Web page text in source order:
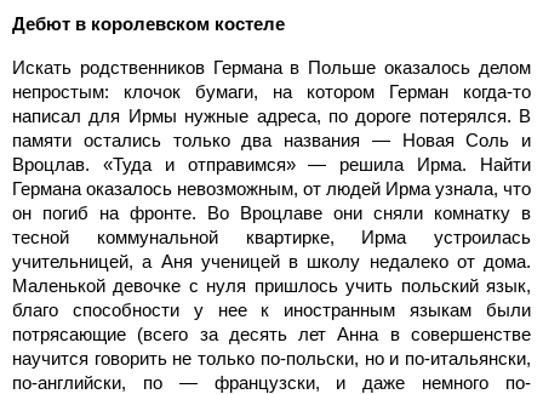
Дебют в королевском костеле
Искать родственников Германа в Польше оказалось делом
непростым: клочок бумаги, на котором Герман когда-то
написал для Ирмы нужные адреса, по дороге потерялся. В
памяти остались только два названия — Новая Соль и
Вроцлав. «Туда и отправимся» — решила Ирма. Найти
Германа оказалось невозможным, от людей Ирма узнала, что
он погиб на фронте. Во Вроцлаве они сняли комнатку в
тесной коммунальной квартирке, Ирма устроилась
учительницей, а Аня ученицей в школу недалеко от дома.
Маленькой девочке с нуля пришлось учить польский язык,
благо способности у нее к иностранным языкам были
потрясающие (всего за десять лет Анна в совершенстве
научится говорить не только по-польски, но и по-итальянски,
по-английски, по — французски, и даже немного по-